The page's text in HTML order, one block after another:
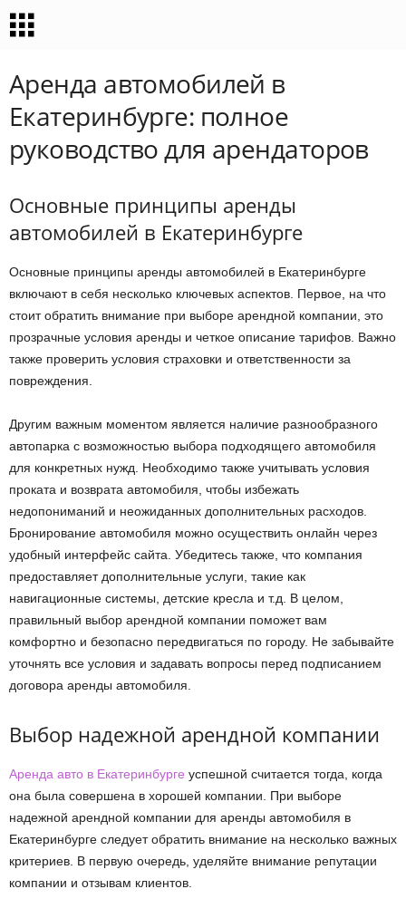
Аренда автомобилей в
Екатеринбурге: полное
руководство для арендаторов
Основные принципы аренды
автомобилей в Екатеринбурге
Основные принципы аренды автомобилей в Екатеринбурге
включают в себя несколько ключевых аспектов. Первое, на что
стоит обратить внимание при выборе арендной компании, это
прозрачные условия аренды и четкое описание тарифов. Важно
также проверить условия страховки и ответственности за
повреждения.
Другим важным моментом является наличие разнообразного
автопарка с возможностью выбора подходящего автомобиля
для конкретных нужд. Необходимо также учитывать условия
проката и возврата автомобиля, чтобы избежать
недопониманий и неожиданных дополнительных расходов.
Бронирование автомобиля можно осуществить онлайн через
удобный интерфейс сайта. Убедитесь также, что компания
предоставляет дополнительные услуги, такие как
навигационные системы, детские кресла и т.д. В целом,
правильный выбор арендной компании поможет вам
комфортно и безопасно передвигаться по городу. Не забывайте
уточнять все условия и задавать вопросы перед подписанием
договора аренды автомобиля.
Выбор надежной арендной компании
Аренда авто в Екатеринбурге успешной считается тогда, когда
она была совершена в хорошей компании. При выборе
надежной арендной компании для аренды автомобиля в
Екатеринбурге следует обратить внимание на несколько важных
критериев. В первую очередь, уделяйте внимание репутации
компании и отзывам клиентов.